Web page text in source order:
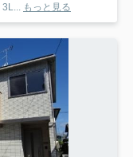
3L... もっと見る